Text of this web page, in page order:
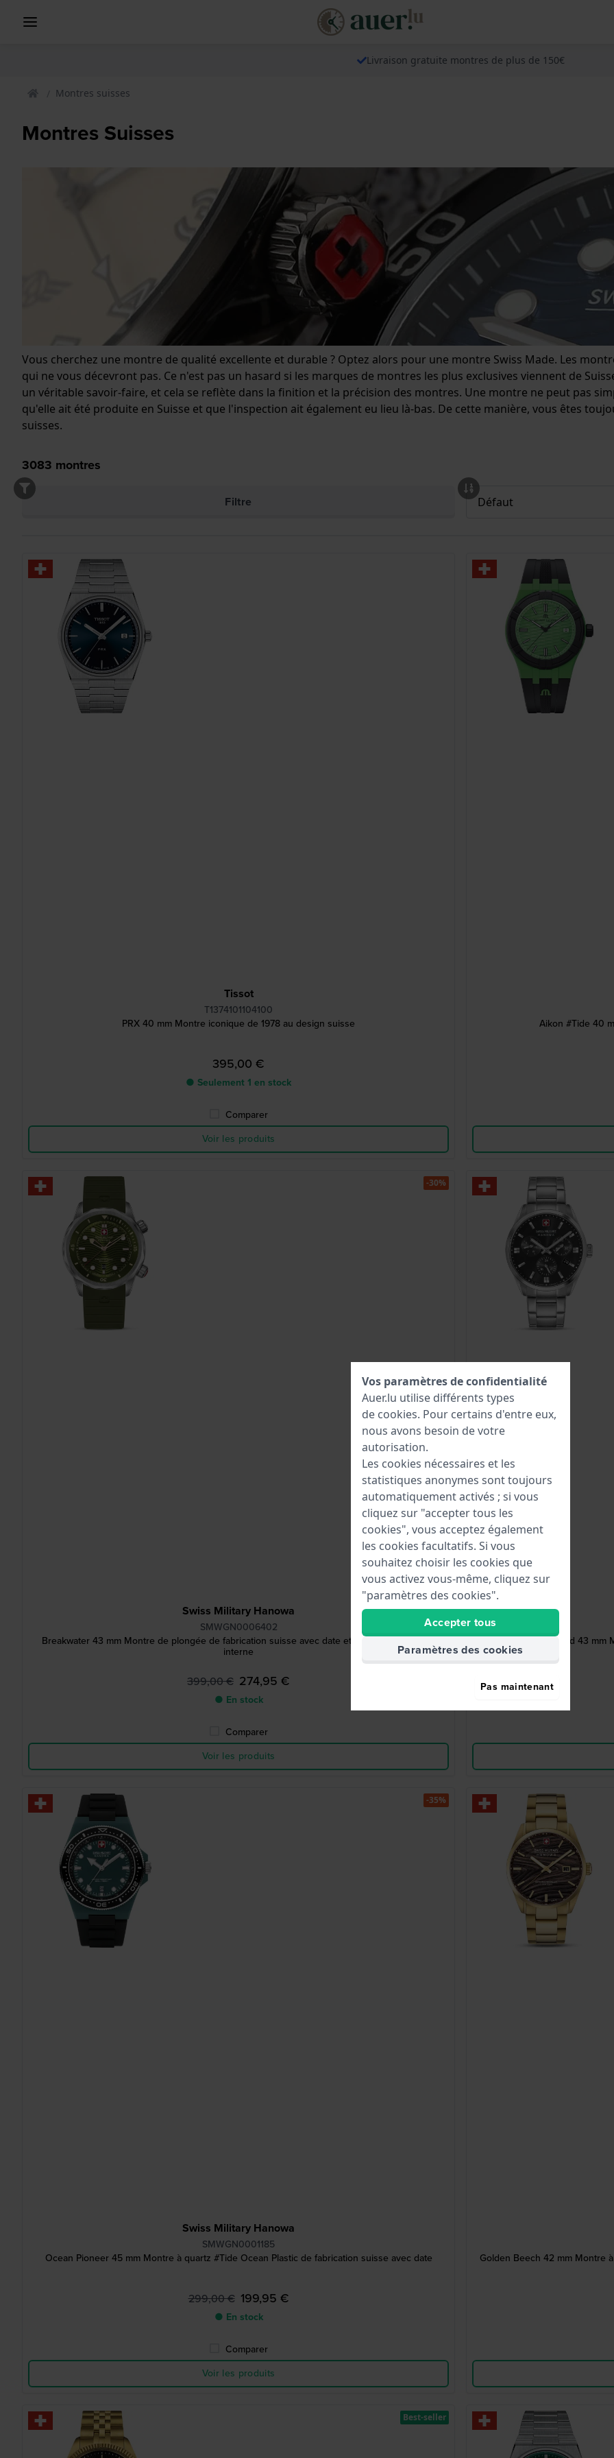
Livraison gratuite montres de plus de 150€
Montres suisses
Montres Suisses
Vous cherchez une montre de qualité excellente et durable ? Optez alors pour une montre Swiss Made. Les
qui ne vous décevront pas. Ce n'est pas un hasard si les marques de montres les plus exclusives viennent de
un véritable savoir-faire, et cela se reflète dans la finition et la précision des montres. Une montre ne peut pas
qu'elle ait été produite en Suisse et que l'inspection ait également eu lieu là-bas. De cette manière, vous êtes
suisses.
3083 montres
Filtre
Tissot
T1374101104100
PRX 40 mm Montre iconique de 1978 au design suisse
395,00 €
● Seulement 1 en stock
Comparer
Voir les produits
Aikon #Tide 40
Swiss Military Hanowa
SMWGN0006402
Breakwater 43 mm Montre de plongée de fabrication suisse avec date et lunette de plongée
interne
399,00 € 274,95 €
● En stock
Comparer
Voir les produits
-30%
Roadrunner Advanced 43 mm
Swiss Military Hanowa
SMWGN0001185
Ocean Pioneer 45 mm Montre à quartz #Tide Ocean Plastic de fabrication suisse avec date
299,00 € 199,95 €
● En stock
Comparer
Voir les produits
-35%
Golden Beech 42 mm Montre
Best-seller
Vos paramètres de confidentialité
Auer.lu utilise différents types
de cookies. Pour certains d'entre eux,
nous avons besoin de votre
autorisation.
Les cookies nécessaires et les
statistiques anonymes sont toujours
automatiquement activés ; si vous
cliquez sur "accepter tous les
cookies", vous acceptez également
les cookies facultatifs. Si vous
souhaitez choisir les cookies que
vous activez vous-même, cliquez sur
"paramètres des cookies".
Accepter tous
Paramètres des cookies
Pas maintenant